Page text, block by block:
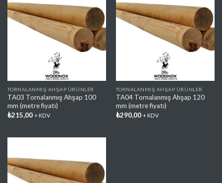
Favorilere
Ekle
TORNALANMIŞ AHŞAP ÜRÜNLER
TA03 Tornalanmış Ahşap 100
mm (metre fiyatı)
₺215,00 + KDV
Favorilere
Ekle
TORNALANMIŞ AHŞAP ÜRÜNLER
TA04 Tornalanmış Ahşap 120
mm (metre fiyatı)
₺290,00 + KDV
Favorilere